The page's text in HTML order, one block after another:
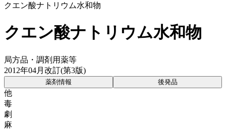
クエン酸ナトリウム水和物
クエン酸ナトリウム水和物
局方品・調剤用薬等
2012年04月改訂(第3版)
薬剤情報 後発品
他
毒
劇
麻